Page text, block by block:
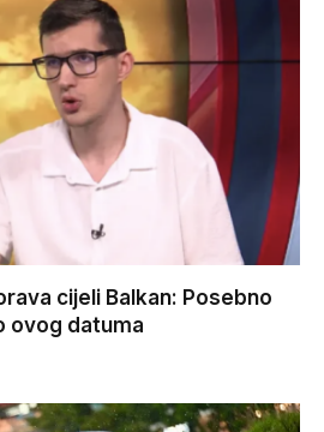
cijeli Balkan: Posebno
ovog datuma